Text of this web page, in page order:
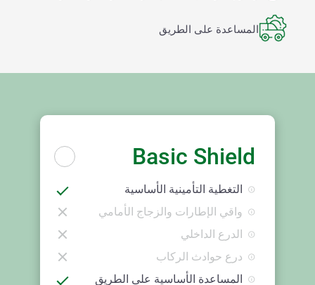
المساعدة على الطريق
Basic Shield
التغطية التأمينية الأساسية
واقي الإطارات والزجاج الأمامي
الدرع الداخلي
درع حوادث الركاب
المساعدة الأساسية على الطريق